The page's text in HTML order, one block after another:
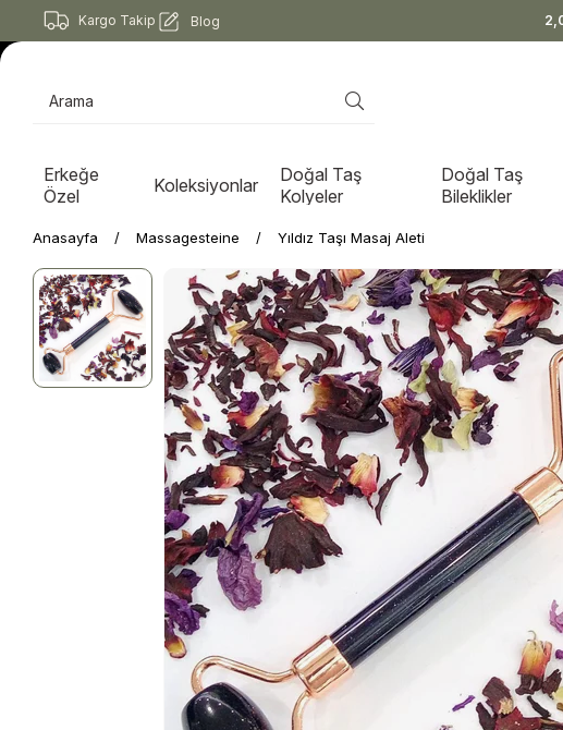
Kargo Takip Blog
Erkeğe
Özel
Koleksiyonlar
Doğal Taş
Kolyeler
Doğal Taş
Bileklikler
Anasayfa Massagesteine Yıldız Taşı Masaj Aleti